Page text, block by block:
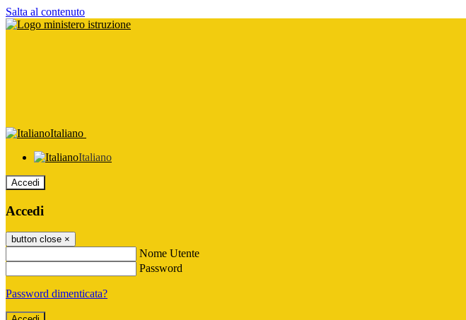
Salta al contenuto
Italiano
Italiano
Accedi
Accedi
button close ×
Nome Utente
Password
Password dimenticata?